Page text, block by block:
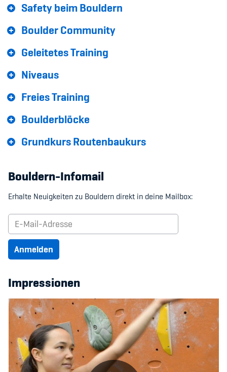
Safety beim Bouldern
Boulder Community
Geleitetes Training
Niveaus
Freies Training
Boulderblöcke
Grundkurs Routenbaukurs
Bouldern-Infomail
Erhalte Neuigkeiten zu Bouldern direkt in deine Mailbox:
Anmelden
Impressionen